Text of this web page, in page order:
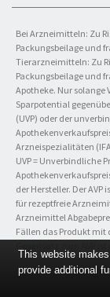
Bei Arzneimitteln: Zu
Packungsbeilage und
Tierarzneimitteln: Zu
Packungsbeilage und
Apotheke. Nur solange
Sparpotential
(UVP) oder der
Arzneispezialitäten
UVP = Unverbindliche
der Hersteller. Der
für rezeptfreie
Arzneimittel
Fällen das Produkt
This website
provide additional